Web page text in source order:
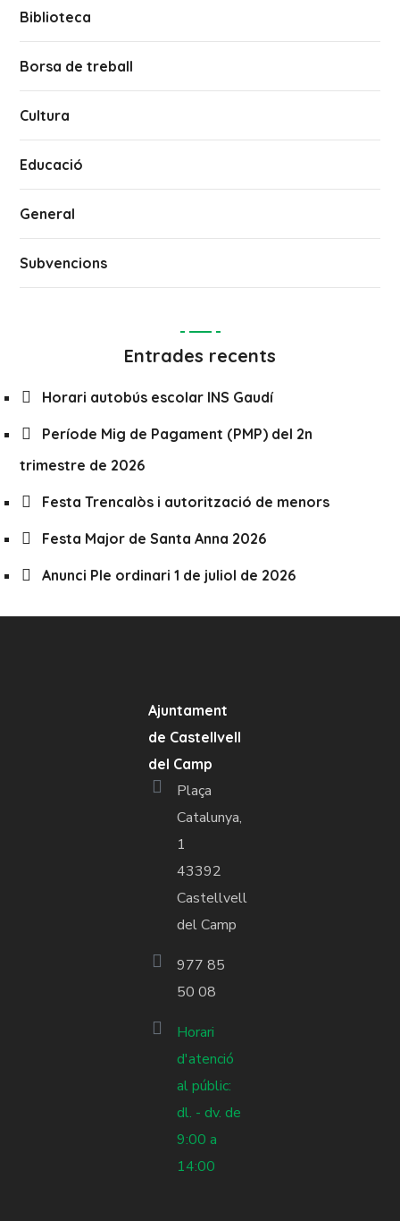
Biblioteca
Borsa de treball
Cultura
Educació
General
Subvencions
Entrades recents
Horari autobús escolar INS Gaudí
Període Mig de Pagament (PMP) del 2n
trimestre de 2026
Festa Trencalòs i autorització de menors
Festa Major de Santa Anna 2026
Anunci Ple ordinari 1 de juliol de 2026
Ajuntament
de Castellvell
del Camp
Plaça
Catalunya,
1
43392
Castellvell
del Camp
977 85
50 08
Horari
d'atenció
al públic:
dl. - dv. de
9:00 a
14:00